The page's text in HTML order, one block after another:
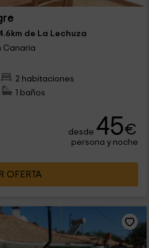
de La Lechuza
Canaria
2 habitaciones
1 baños
desde 45€
persona y noche
OFERTA